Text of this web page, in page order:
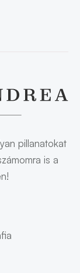
pillanatokat
is a